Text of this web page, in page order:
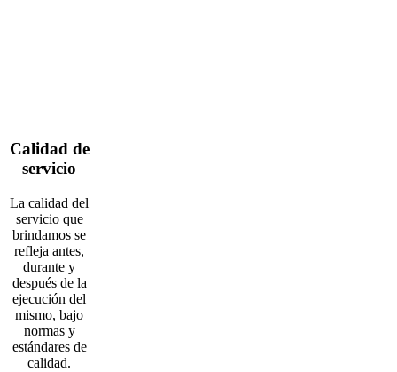
Calidad de
servicio
La calidad del
servicio que
brindamos se
refleja antes,
durante y
después de la
ejecución del
mismo, bajo
normas y
estándares de
calidad.